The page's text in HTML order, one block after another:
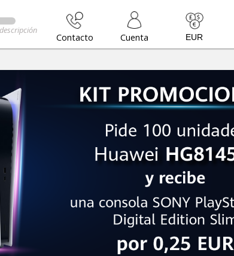
Contacto Cuenta